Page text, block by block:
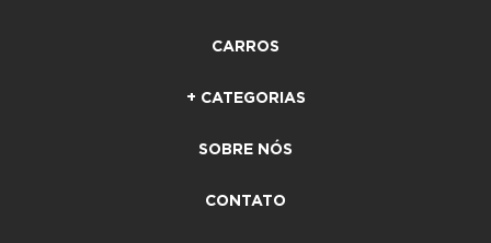
CARROS
+ CATEGORIAS
SOBRE NÓS
CONTATO